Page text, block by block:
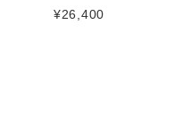
¥26,400